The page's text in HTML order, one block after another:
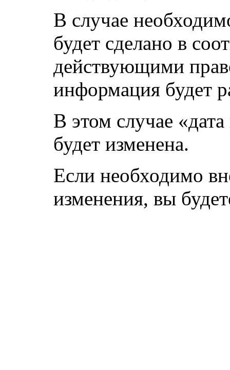
В случае
будет сделано в
действующими
информация будет
В этом случае
будет изменена.
Если необходимо
изменения, вы